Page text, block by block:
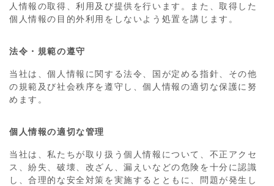
人情報の取得、利用及び提供を行います。また、取得した
個人情報の目的外利用をしないよう処置を講じます。
法令・規範の遵守
当社は、個人情報に関する法令、国が定める指針、その他
の規範及び社会秩序を遵守し、個人情報の適切な保護に努
めます。
個人情報の適切な管理
当社は、私たちが取り扱う個人情報について、不正アクセ
ス、紛失、破壊、改ざん、漏えいなどの危険を十分に認識
し、合理的な安全対策を実施するとともに、問題が発生し